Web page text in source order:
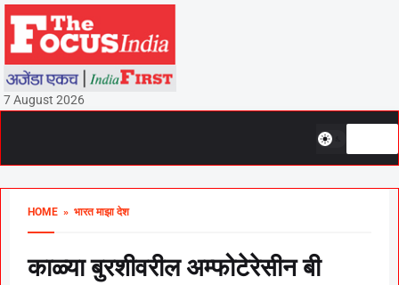
7 August 2026
HOME » भारत माझा देश
काळ्या बुरशीवरील अम्फोटेरेसीन बी